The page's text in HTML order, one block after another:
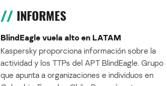
INFORMES
BlindEagle vuela alto en LATAM
Kaspersky proporciona información sobre la
actividad y los TTPs del APT BlindEagle. Grupo
que apunta a organizaciones e individuos en